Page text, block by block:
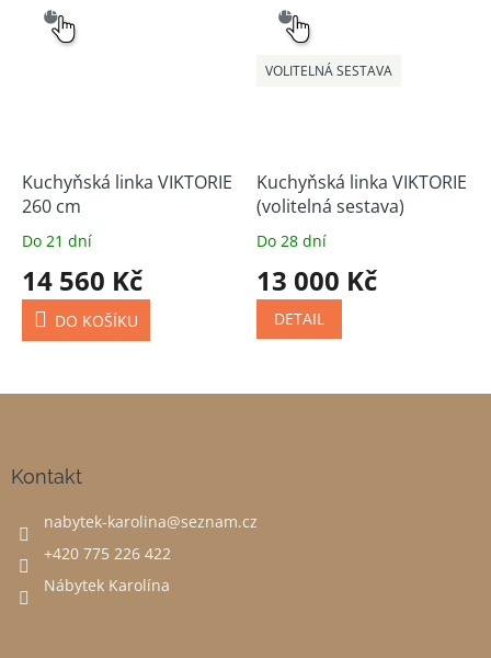
VÝBĚR
Kuchyňská linka VIKTORIE
260 cm
Do 21 dní
14 560 Kč
DO KOŠÍKU
VOLITELNÁ SESTAVA
VÝBĚR
Kuchyňská linka VIKTORIE
(volitelná sestava)
Do 28 dní
13 000 Kč
DETAIL
Kontakt
nabytek-karolina@seznam.cz
+420 775 226 422
Nábytek Karolína